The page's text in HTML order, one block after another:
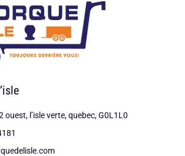
ouest, l’isle verte, quebec, G0L1L0